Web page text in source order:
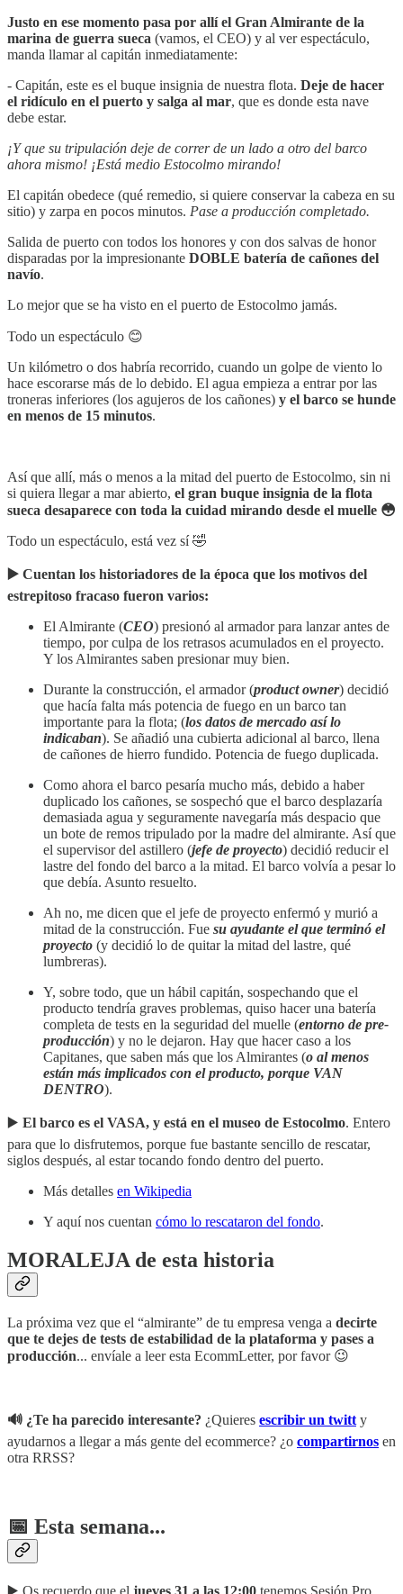
Justo en ese momento pasa por allí el Gran Almirante de la
marina de guerra sueca (vamos, el CEO) y al ver espectáculo,
manda llamar al capitán inmediatamente:
- Capitán, este es el buque insignia de nuestra flota. Deje de hacer
el ridículo en el puerto y salga al mar, que es donde esta nave
debe estar.
¡Y que su tripulación deje de correr de un lado a otro del barco
ahora mismo! ¡Está medio Estocolmo mirando!
El capitán obedece (qué remedio, si quiere conservar la cabeza en su
sitio) y zarpa en pocos minutos. Pase a producción completado.
Salida de puerto con todos los honores y con dos salvas de honor
disparadas por la impresionante DOBLE batería de cañones del
navío.
Lo mejor que se ha visto en el puerto de Estocolmo jamás.
Todo un espectáculo 😊
Un kilómetro o dos habría recorrido, cuando un golpe de viento lo
hace escorarse más de lo debido. El agua empieza a entrar por las
troneras inferiores (los agujeros de los cañones) y el barco se hunde
en menos de 15 minutos.
Así que allí, más o menos a la mitad del puerto de Estocolmo, sin ni
si quiera llegar a mar abierto, el gran buque insignia de la flota
sueca desaparece con toda la cuidad mirando desde el muelle 😳
Todo un espectáculo, está vez sí 🤣
▶️ Cuentan los historiadores de la época que los motivos del
estrepitoso fracaso fueron varios:
El Almirante (CEO) presionó al armador para lanzar antes de
tiempo, por culpa de los retrasos acumulados en el proyecto.
Y los Almirantes saben presionar muy bien.
Durante la construcción, el armador (product owner) decidió
que hacía falta más potencia de fuego en un barco tan
importante para la flota; (los datos de mercado así lo
indicaban). Se añadió una cubierta adicional al barco, llena
de cañones de hierro fundido. Potencia de fuego duplicada.
Como ahora el barco pesaría mucho más, debido a haber
duplicado los cañones, se sospechó que el barco desplazaría
demasiada agua y seguramente navegaría más despacio que
un bote de remos tripulado por la madre del almirante. Así que
el supervisor del astillero (jefe de proyecto) decidió reducir el
lastre del fondo del barco a la mitad. El barco volvía a pesar lo
que debía. Asunto resuelto.
Ah no, me dicen que el jefe de proyecto enfermó y murió a
mitad de la construcción. Fue su ayudante el que terminó el
proyecto (y decidió lo de quitar la mitad del lastre, qué
lumbreras).
Y, sobre todo, que un hábil capitán, sospechando que el
producto tendría graves problemas, quiso hacer una batería
completa de tests en la seguridad del muelle (entorno de pre-
producción) y no le dejaron. Hay que hacer caso a los
Capitanes, que saben más que los Almirantes (o al menos
están más implicados con el producto, porque VAN
DENTRO).
▶️ El barco es el VASA, y está en el museo de Estocolmo. Entero
para que lo disfrutemos, porque fue bastante sencillo de rescatar,
siglos después, al estar tocando fondo dentro del puerto.
Más detalles en Wikipedia
Y aquí nos cuentan cómo lo rescataron del fondo.
MORALEJA de esta historia
La próxima vez que el “almirante” de tu empresa venga a decirte
que te dejes de tests de estabilidad de la plataforma y pases a
producción... envíale a leer esta EcommLetter, por favor 😉
🔊 ¿Te ha parecido interesante? ¿Quieres escribir un twitt y
ayudarnos a llegar a más gente del ecommerce? ¿o compartirnos en
otra RRSS?
📅 Esta semana...